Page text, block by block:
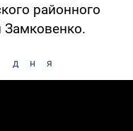
районного
Замковенко.
дня